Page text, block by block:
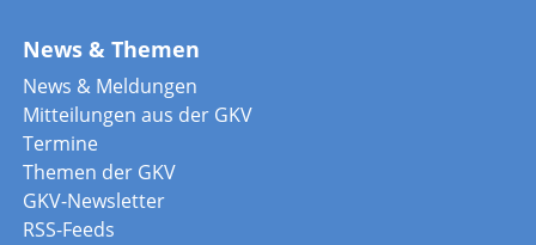
News & Themen
News & Meldungen
Mitteilungen aus der GKV
Termine
Themen der GKV
GKV-Newsletter
RSS-Feeds